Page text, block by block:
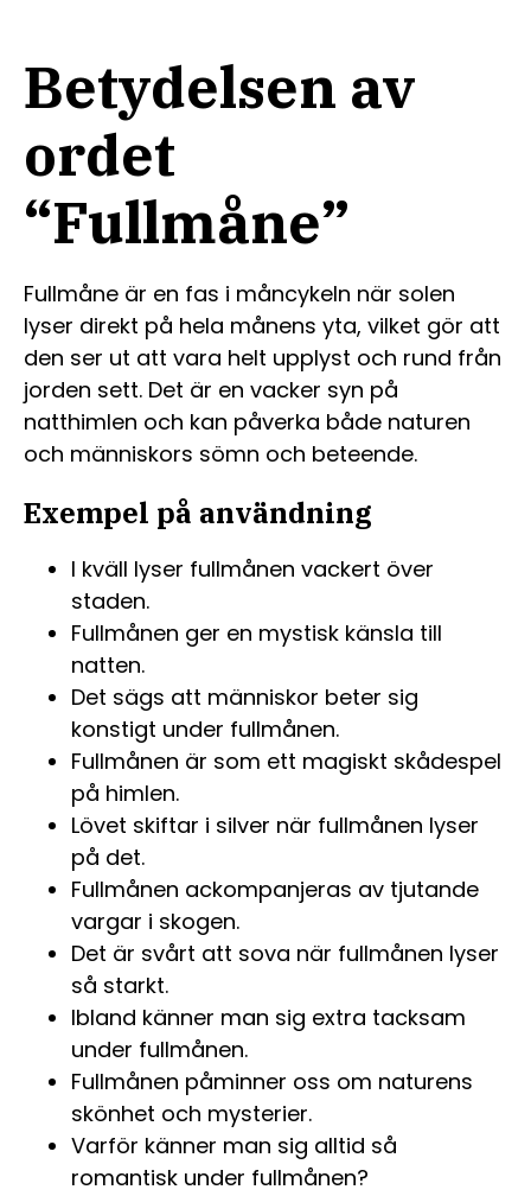
Betydelsen av
ordet
“Fullmåne”
Fullmåne är en fas i måncykeln när solen
lyser direkt på hela månens yta, vilket gör att
den ser ut att vara helt upplyst och rund från
jorden sett. Det är en vacker syn på
natthimlen och kan påverka både naturen
och människors sömn och beteende.
Exempel på användning
I kväll lyser fullmånen vackert över
staden.
Fullmånen ger en mystisk känsla till
natten.
Det sägs att människor beter sig
konstigt under fullmånen.
Fullmånen är som ett magiskt skådespel
på himlen.
Lövet skiftar i silver när fullmånen lyser
på det.
Fullmånen ackompanjeras av tjutande
vargar i skogen.
Det är svårt att sova när fullmånen lyser
så starkt.
Ibland känner man sig extra tacksam
under fullmånen.
Fullmånen påminner oss om naturens
skönhet och mysterier.
Varför känner man sig alltid så
romantisk under fullmånen?